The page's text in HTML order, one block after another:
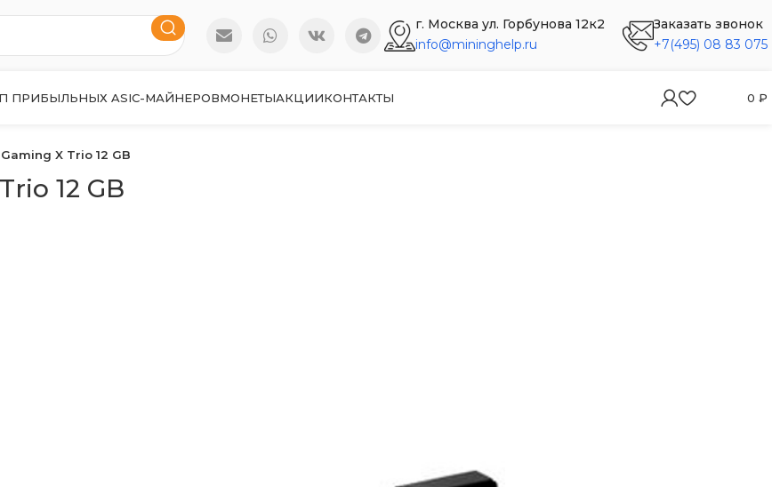
г. Москва ул. Горбунова 12к2
info@mininghelp.ru
Заказать звонок
+7(495) 08 83 075
ПРИБЫЛЬНЫХ ASIC-МАЙНЕРОВМОНЕТЫАКЦИИКОНТАКТЫ 0 ₽
X Trio 12 GB
12 GB